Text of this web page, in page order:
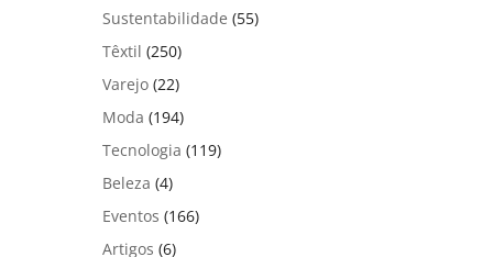
Sustentabilidade (55)
Têxtil (250)
Varejo (22)
Moda (194)
Tecnologia (119)
Beleza (4)
Eventos (166)
Artigos (6)